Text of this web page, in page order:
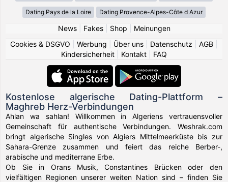
Dating Pays de la Loire Dating Provence-Alpes-Côte d Azur
News| Fakes| Shop
Meinungen
Cookies & DSGVO
Werbung Über uns Datenschutz AGB
Kindersicherheit
Kontakt FAQ
Kostenlose algerische Dating-Plattform –
Maghreb Herz-Verbindungen
Ahlan wa sahlan! Willkommen in Algeriens vertrauensvoller
Gemeinschaft für authentische Verbindungen. Weshrak.com
bringt algerische Singles von Algiers Mittelmeerküste bis zur
Sahara-Grenze zusammen und feiert das reiche Berber-,
arabische und mediterrane Erbe.
Ob Sie in Orans Musik, Constantines Brücken oder den
vielfältigen Regionen unserer weiten Nation sind – finden Sie